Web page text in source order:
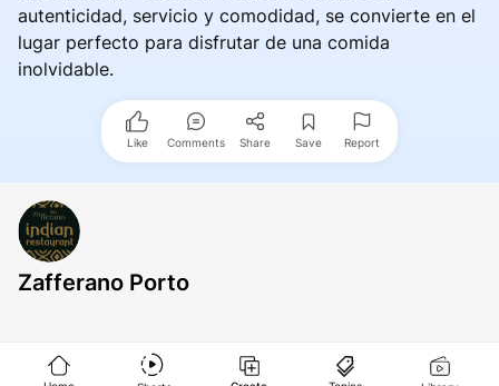
autenticidad, servicio y comodidad, se convierte en el
lugar perfecto para disfrutar de una comida
inolvidable.
Like Comments Share Save Report
Zafferano Porto